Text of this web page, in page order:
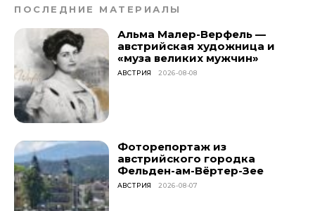
ПОСЛЕДНИЕ МАТЕРИАЛЫ
Альма Малер-Верфель —
австрийская художница и
«муза великих мужчин»
АВСТРИЯ 2026-08-08
Фоторепортаж из
австрийского городка
Фельден-ам-Вёртер-Зее
АВСТРИЯ 2026-08-07